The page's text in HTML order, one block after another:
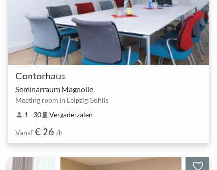
Contorhaus
Seminarraum Magnolie
Meeting room in Leipzig Gohlis
person 1 - 30meeting_room Vergaderzalen
Vanaf € 26 /h